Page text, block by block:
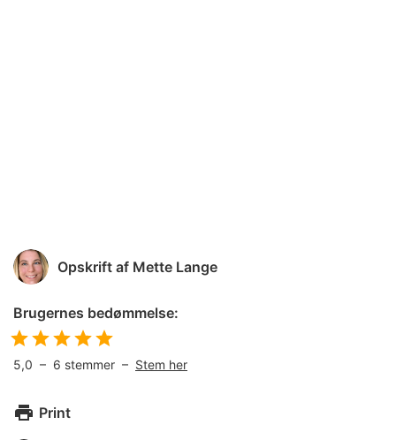
Opskrift af Mette Lange
Brugernes bedømmelse:
5,0 – 6 stemmer – Stem her
Print